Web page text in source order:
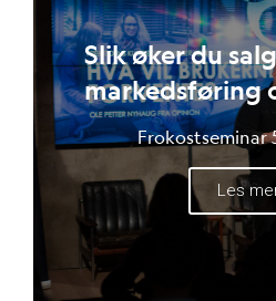
Slik øker du
markedsføring
Frokostseminar
Les